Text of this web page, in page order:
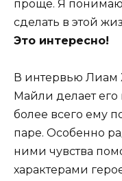
проще. Я
сделать в этой
Это интересно!
В интервью Лиам
Майли делает
более всего ему
паре. Особенно
ними чувства
характерами